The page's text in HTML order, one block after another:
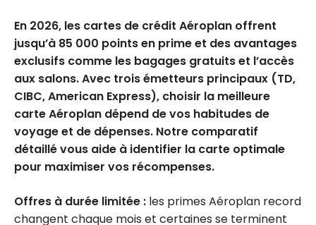
En 2026, les cartes de crédit Aéroplan offrent
jusqu’à 85 000 points en prime et des avantages
exclusifs comme les bagages gratuits et l’accès
aux salons. Avec trois émetteurs principaux (TD,
CIBC, American Express), choisir la meilleure
carte Aéroplan dépend de vos habitudes de
voyage et de dépenses. Notre comparatif
détaillé vous aide à identifier la carte optimale
pour maximiser vos récompenses.
Offres à durée limitée : les primes Aéroplan record
changent chaque mois et certaines se terminent